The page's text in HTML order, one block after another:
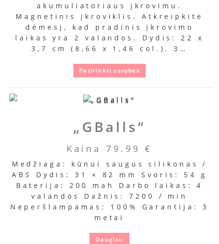
akumuliatoriaus įkrovimu.
Magnetinis įkroviklis. Atkreipkite
dėmesį, kad pradinis įkrovimo
laikas yra 2 valandos. Dydis: 22 x
3,7 cm (8,66 x 1,46 col.). 3…
Pasirinkti savybes
„GBalls“
Kaina 79.99€
Medžiaga: kūnui saugus silikonas /
ABS Dydis: 31 × 82 mm Svoris: 54 g
Baterija: 200 mah Darbo laikas: 4
valandos Dažnis: 7200 / min
Neperšlampamas: 100% Garantija: 3
metai
Daugiau